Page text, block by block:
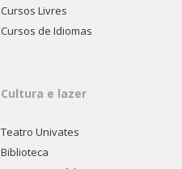
Cursos Livres
Cursos de Idiomas
Cultura e lazer
Teatro Univates
Biblioteca